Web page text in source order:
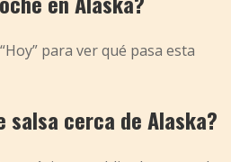
para ver qué pasa esta
salsa cerca de Alaska?